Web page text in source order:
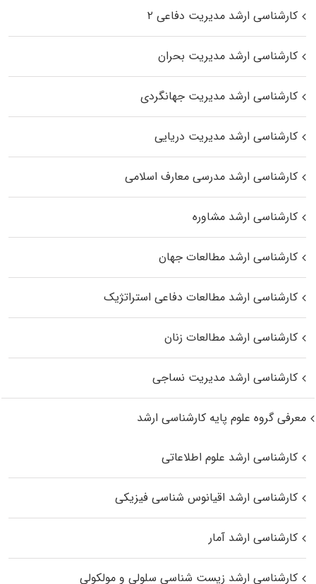
کارشناسی ارشد مدیریت دفاعی ۲
کارشناسی ارشد مدیریت بحران
کارشناسی ارشد مدیریت جهانگردی
کارشناسی ارشد مدیریت دریایی
کارشناسی ارشد مدرسی معارف اسلامی
کارشناسی ارشد مشاوره
کارشناسی ارشد مطالعات جهان
کارشناسی ارشد مطالعات دفاعی استراتژیک
کارشناسی ارشد مطالعات زنان
کارشناسی ارشد مدیریت نساجی
معرفی گروه علوم پایه کارشناسی ارشد
کارشناسی ارشد علوم اطلاعاتی
کارشناسی ارشد اقیانوس‌ شناسی فیزیکی
کارشناسی ارشد آمار
کارشناسی ارشد زیست شناسی سلولی و مولکولی